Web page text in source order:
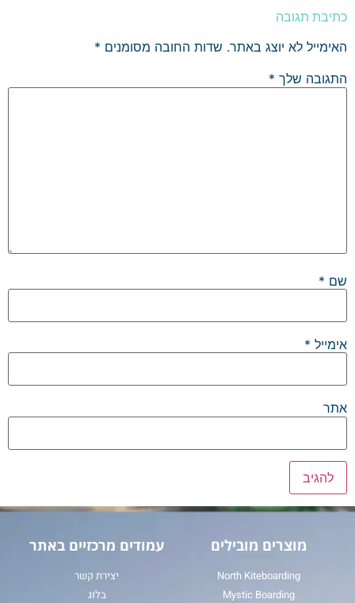
כתיבת תגובה
האימייל לא יוצג באתר. שדות החובה מסומנים *
התגובה שלך *
שם *
אימייל *
אתר
מוצרים מובילים
North Kiteboarding
Mystic Boarding
עמודים מרכזיים באתר
יצירת קשר
בלוג